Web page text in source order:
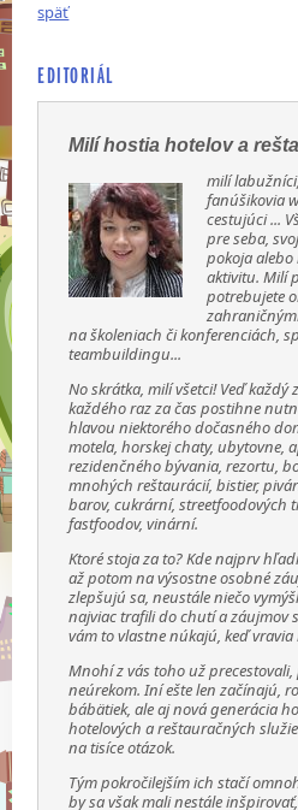
späť
EDITORIÁL
Milí hostia hotelov a
milí
fanúšikovia
cestujúci ...
pre seba,
pokoja
aktivitu. Milí
potrebujete
na školeniach či konferenciách,
teambuildingu...
No skrátka, milí všetci! Veď každý
každého raz za čas postihne
hlavou niektorého dočasného
motela, horskej chaty, ubytovne,
rezidenčného bývania, rezortu,
mnohých reštaurácií, bistier,
barov, cukrární, streetfoodových
fastfoodov, vinární.
Ktoré stoja za to? Kde najprv
až potom na výsostne osobné
zlepšujú sa, neustále niečo
najviac trafili do chutí a záujmov
vám to vlastne núkajú, keď
Mnohí z vás toho už
neúrekom. Iní ešte len začínajú,
bábätiek, ale aj nová generácia
hotelových a reštauračných
na tisíce otázok.
Tým pokročilejším ich stačí
by sa však mali nestále